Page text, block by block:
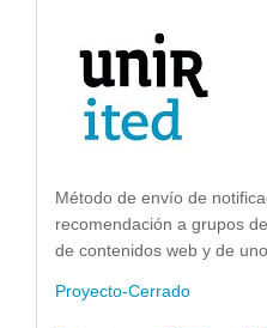
Método de envío de
recomendación a grupos
de contenidos web y de uno
Proyecto-Cerrado